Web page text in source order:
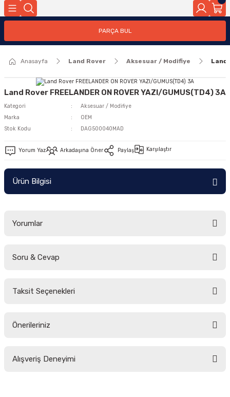
PARÇA BUL
Anasayfa Land Rover Aksesuar / Modifiye Land
Land Rover FREELANDER ON ROVER YAZI/GUMUS(TD4) 3A
Kategori
Aksesuar / Modifiye
Marka
OEM
Stok Kodu
DAG500040MAD
Yorum Yaz Arkadaşına Öner Paylaş Karşılaştır
Ürün Bilgisi
Yorumlar
Soru & Cevap
Taksit Seçenekleri
Önerileriniz
yetersiz gördüğünüz noktaları öneri formunu kullanarak tarafımıza
Alışveriş Deneyimi